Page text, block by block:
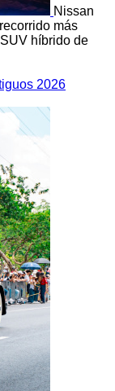
Nissan
más
híbrido de
2026